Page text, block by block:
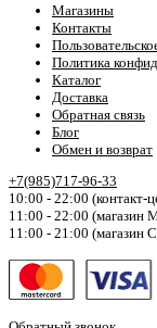
Магазины
Контакты
Политика
Каталог
Доставка
Обратная связь
Блог
Обмен и возврат
+7(985)717-96-33
10:00 - 22:00 (контакт-
11:00 - 22:00 (магазин
11:00 - 21:00 (магазин